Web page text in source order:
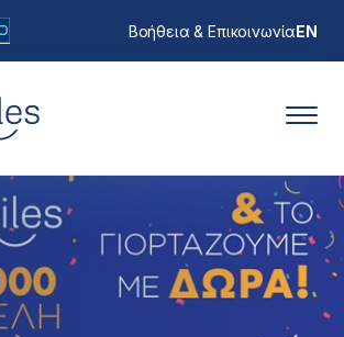
Βοήθεια & ΕπικοινωνίαEN